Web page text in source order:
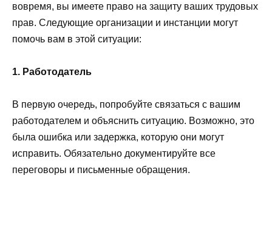
вовремя, вы имеете право на защиту ваших трудовых
прав. Следующие организации и инстанции могут
помочь вам в этой ситуации:
1. Работодатель
В первую очередь, попробуйте связаться с вашим
работодателем и объяснить ситуацию. Возможно, это
была ошибка или задержка, которую они могут
исправить. Обязательно документируйте все
переговоры и письменные обращения.